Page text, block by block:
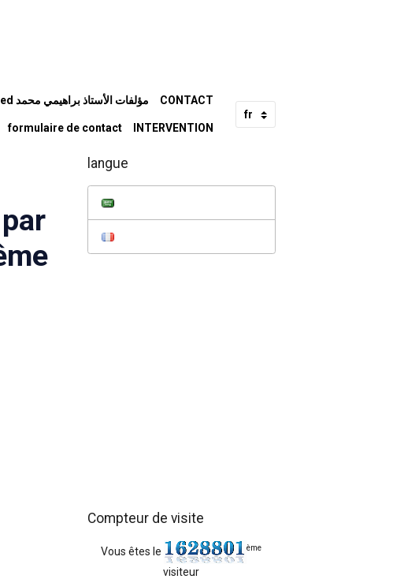
Ouvrages de Me BRAHIMI Mohamed مؤلفات الأستاذ براهيمي محمد CONTACT
formulaire de contact INTERVENTION
langue
Compteur de visite
Vous êtes le ème
visiteur